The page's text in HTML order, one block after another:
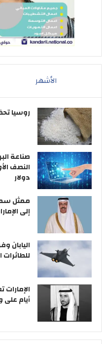
الأشهر
روسيا
صناعة
دولار
ممثل
إلى
اليابان
للطائرات
أيام على